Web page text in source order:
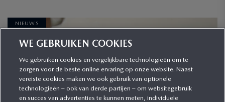
NIEUWS
WE GEBRUIKEN COOKIES
We gebruiken cookies en vergelijkbare technologieën om te
zorgen voor de beste online ervaring op onze website. Naast
vereiste cookies maken we ook gebruik van optionele
technologieën – ook van derde partijen – om websitegebruik
en succes van advertenties te kunnen meten, individuele